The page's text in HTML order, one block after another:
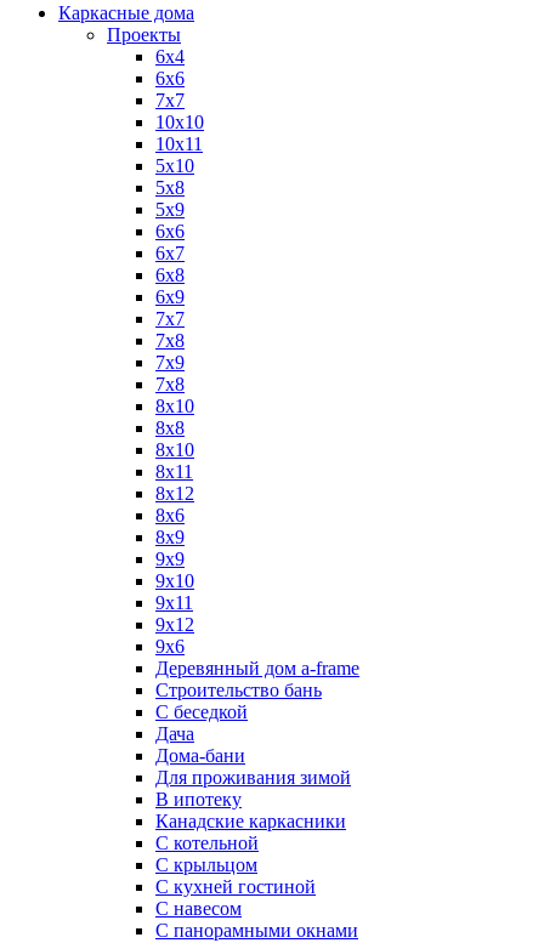
Каркасные дома
Проекты
6х4
6х6
7х7
10х10
10х11
5х10
5х8
5х9
6x6
6x7
6x8
6x9
7x7
7x8
7x9
7х8
8x10
8x8
8х10
8х11
8х12
8х6
8х9
9x9
9х10
9х11
9х12
9х6
Деревянный дом a-frame
Строительство бань
С беседкой
Дача
Дома-бани
Для проживания зимой
В ипотеку
Канадские каркасники
С котельной
С крыльцом
С кухней гостиной
С навесом
С панорамными окнами